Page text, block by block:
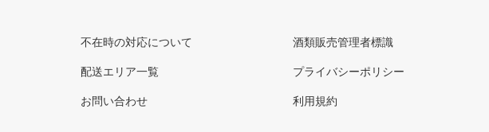
不在時の対応について
配送エリア一覧
お問い合わせ
酒類販売管理者標識
プライバシーポリシー
利用規約